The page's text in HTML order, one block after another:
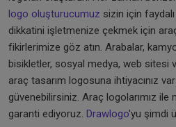
logo oluşturucumuz sizin için
dikkatini işletmenize çekmek için
fikirlerimize göz atın. Arabalar,
bisikletler, sosyal medya, web sitesi
araç tasarım logosuna ihtiyacınız
güvenebilirsiniz. Araç logolarımız ile
garanti ediyoruz. Drawlogo'yu şimdi